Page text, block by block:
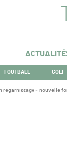
FOOTBALL GOLF
regarnissage « nouvelle